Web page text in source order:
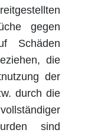
gegen
Schäden
die
der
durch die
sind